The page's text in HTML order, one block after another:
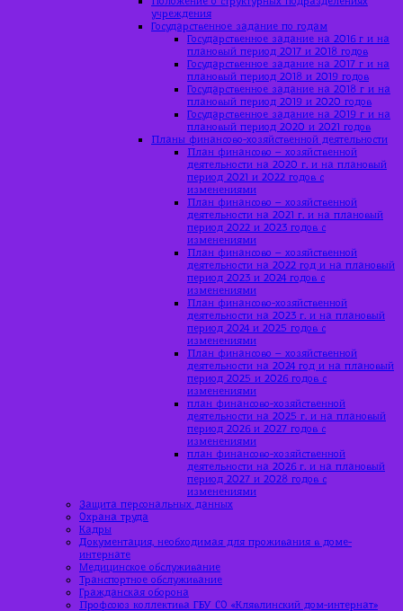
учреждения
Государственное задание по годам
Государственное задание на 2016 г и на
плановый период 2017 и 2018 годов
Государственное задание на 2017 г и на
плановый период 2018 и 2019 годов
Государственное задание на 2018 г и на
плановый период 2019 и 2020 годов
Государственное задание на 2019 г и на
плановый период 2020 и 2021 годов
Планы финансово-хозяйственной деятельности
План финансово – хозяйственной
деятельности на 2020 г. и на плановый
период 2021 и 2022 годов с
изменениями
План финансово – хозяйственной
деятельности на 2021 г. и на плановый
период 2022 и 2023 годов с
изменениями
План финансово – хозяйственной
деятельности на 2022 год и на плановый
период 2023 и 2024 годов с
изменениями
План финансово-хозяйственной
деятельности на 2023 г. и на плановый
период 2024 и 2025 годов с
изменениями
План финансово – хозяйственной
деятельности на 2024 год и на плановый
период 2025 и 2026 годов с
изменениями
план финансово-хозяйственной
деятельности на 2025 г. и на плановый
период 2026 и 2027 годов с
изменениями
план финансово-хозяйственной
деятельности на 2026 г. и на плановый
период 2027 и 2028 годов с
изменениями
Защита персональных данных
Охрана труда
Кадры
Документация, необходимая для проживания в доме-
интернате
Медицинское обслуживание
Транспортное обслуживание
Гражданская оборона
Профсоюз коллектива ГБУ СО «Клявлинский дом-интернат»